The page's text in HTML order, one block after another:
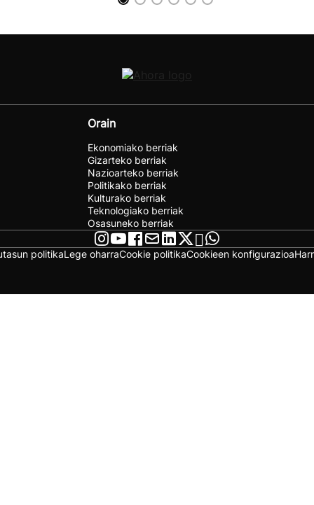
Orain
Ekonomiako berriak
Gizarteko berriak
Nazioarteko berriak
Politikako berriak
Kulturako berriak
Teknologiako berriak
Osasuneko berriak
politikaLege oharraCookie politikaCookieen konfigurazioa